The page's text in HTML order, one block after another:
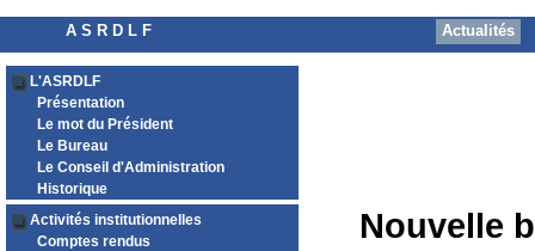
A S R D L F Actualités
L'ASRDLF
Présentation
Le mot du Président
Le Bureau
Le Conseil d'Administration
Historique
Activités institutionnelles
Comptes rendus
Nouvelle